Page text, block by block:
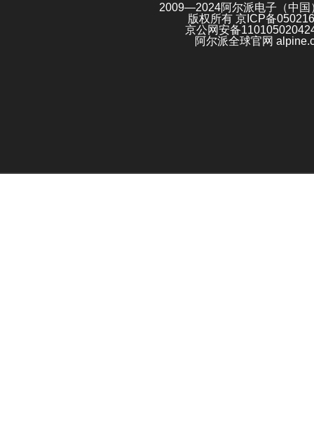
2009—2024阿尔派电子（中国
版权所有 京ICP备
京公网安备
阿尔派全球官网